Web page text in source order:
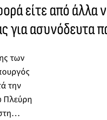
είτε από
για ασυνόδευτα
των
την
Πλεύρη